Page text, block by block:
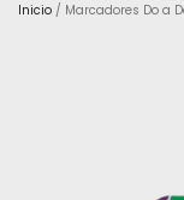
Inicio / Marcadores Do a